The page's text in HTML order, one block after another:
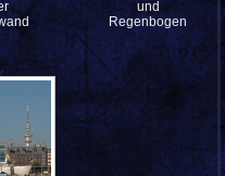
und
Regenbogen